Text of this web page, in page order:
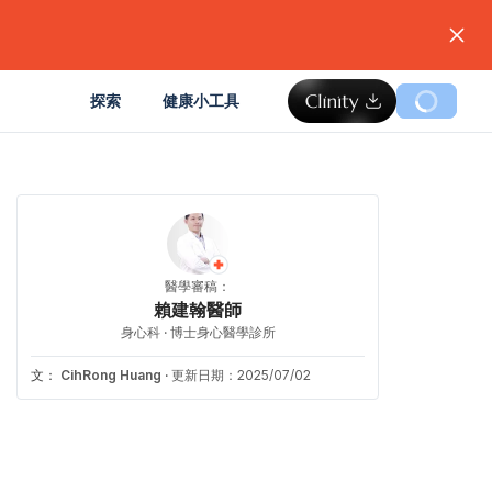
探索 健康小工具
醫學審稿：
賴建翰醫師
身心科 · 博士身心醫學診所
文： CihRong Huang · 更新日期：2025/07/02